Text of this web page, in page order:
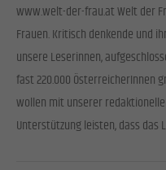
www.welt-der-frau.at Welt der
Frauen. Kritisch denkende und
unsere Leserinnen,
fast 220.000 ÖsterreicherInnen
wollen mit unserer
Unterstützung leisten, dass das